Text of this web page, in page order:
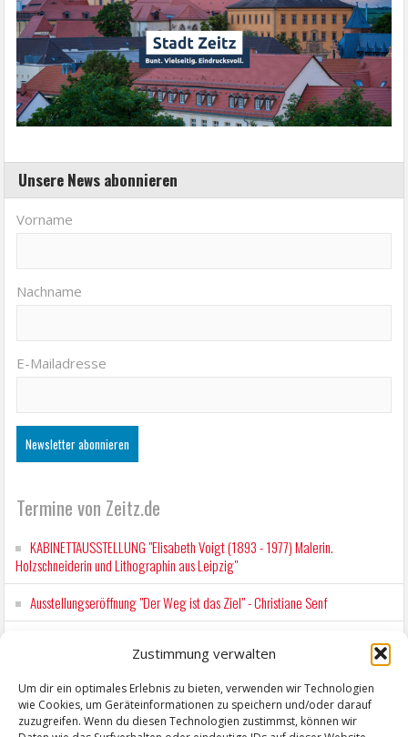
Zustimmung verwalten
Um dir ein optimales Erlebnis zu bieten, verwenden wir Technologien
wie Cookies, um Geräteinformationen zu speichern und/oder darauf
zuzugreifen. Wenn du diesen Technologien zustimmst, können wir
Unsere News abonnieren
Vorname
Nachname
E-Mailadresse
Termine von Zeitz.de
KABINETTAUSSTELLUNG "Elisabeth Voigt (1893 - 1977) Malerin.
Holzschneiderin und Lithographin aus Leipzig"
Ausstellungseröffnung "Der Weg ist das Ziel" - Christiane Senf
Kunstfest Zeitz